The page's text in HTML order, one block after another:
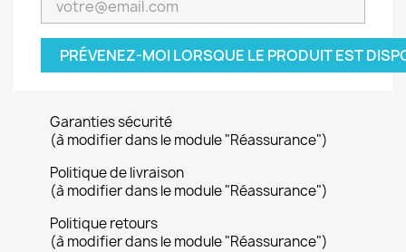
PRÉVENEZ-MOI LORSQUE LE PRODUIT EST
Garanties sécurité
(à modifier dans le module "Réassurance")
Politique de livraison
(à modifier dans le module "Réassurance")
Politique retours
(à modifier dans le module "Réassurance")